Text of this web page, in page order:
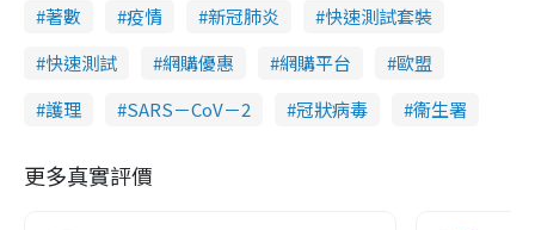
著數 疫情 新冠肺炎
快速測試套裝
快速測試
網購優惠 網購平台
歐盟
護理
SARS－CoV－2 冠狀病毒 衞生署
更多真實評價